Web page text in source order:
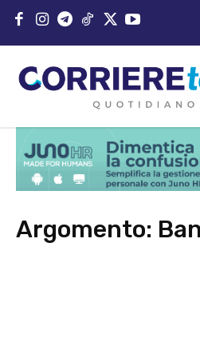
Argomento: